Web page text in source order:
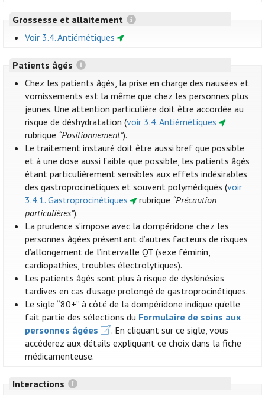
Grossesse et allaitement
Voir 3.4. Antiémétiques
Patients âgés
Chez les patients âgés, la prise en charge des nausées et
vomissements est la même que chez les personnes plus
jeunes. Une attention particulière doit être accordée au
risque de déshydratation (voir 3.4. Antiémétiques
rubrique “Positionnement”).
Le traitement instauré doit être aussi bref que possible
et à une dose aussi faible que possible, les patients âgés
étant particulièrement sensibles aux effets indésirables
des gastroprocinétiques et souvent polymédiqués (voir
3.4.1. Gastroprocinétiques
rubrique “Précaution
particulières”).
La prudence s’impose avec la dompéridone chez les
personnes âgées présentant d’autres facteurs de risques
d’allongement de l’intervalle QT (sexe féminin,
cardiopathies, troubles électrolytiques).
Les patients âgés sont plus à risque de dyskinésies
tardives en cas d’usage prolongé de gastroprocinétiques.
Le sigle “80+” à côté de la dompéridone indique qu’elle
fait partie des sélections du Formulaire de soins aux
personnes âgées
. En cliquant sur ce sigle, vous
accéderez aux détails expliquant ce choix dans la fiche
médicamenteuse.
Interactions